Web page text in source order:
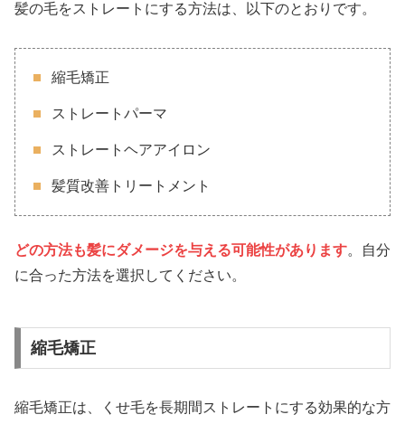
髪の毛をストレートにする方法は、以下のとおりです。
縮毛矯正
ストレートパーマ
ストレートヘアアイロン
髪質改善トリートメント
どの方法も髪にダメージを与える可能性があります。自分
に合った方法を選択してください。
縮毛矯正
縮毛矯正は、くせ毛を長期間ストレートにする効果的な方